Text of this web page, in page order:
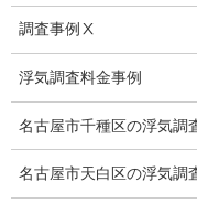
いじめ相談・愛知
子供のいじめ問題
日本版DBS
探偵学校
探偵塾
調査事例Ⅹ
浮気調査料金事例
名古屋市千種区の浮気調
名古屋市天白区の浮気調